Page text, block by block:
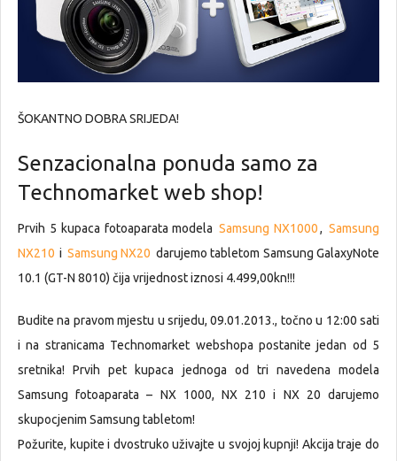
ŠOKANTNO DOBRA SRIJEDA!
Senzacionalna ponuda samo za
Technomarket web shop!
Prvih 5 kupaca fotoaparata modela Samsung NX1000, Samsung
NX210 i Samsung NX20 darujemo tabletom Samsung GalaxyNote
10.1 (GT-N 8010) čija vrijednost iznosi 4.499,00kn!!!
Budite na pravom mjestu u srijedu, 09.01.2013., točno u 12:00 sati
i na stranicama Technomarket webshopa postanite jedan od 5
sretnika! Prvih pet kupaca jednoga od tri navedena modela
Samsung fotoaparata – NX 1000, NX 210 i NX 20 darujemo
skupocjenim Samsung tabletom!
Požurite, kupite i dvostruko uživajte u svojoj kupnji! Akcija traje do